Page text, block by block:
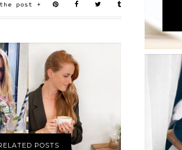
POSTS
|
POROVNÁVALA
JSEM "JÍDELNÍČKY
NA MÍR...